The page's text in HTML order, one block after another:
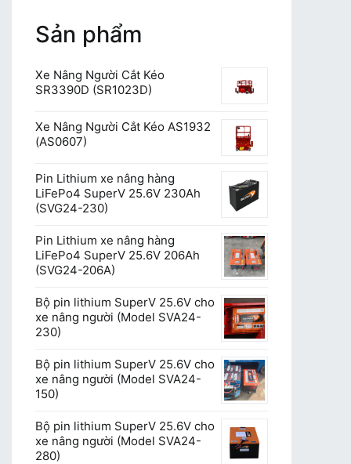
Sản phẩm
Xe Nâng Người Cắt Kéo
SR3390D (SR1023D)
Xe Nâng Người Cắt Kéo AS1932
(AS0607)
Pin Lithium xe nâng hàng
LiFePo4 SuperV 25.6V 230Ah
(SVG24-230)
Pin Lithium xe nâng hàng
LiFePo4 SuperV 25.6V 206Ah
(SVG24-206A)
Bộ pin lithium SuperV 25.6V cho
xe nâng người (Model SVA24-
230)
Bộ pin lithium SuperV 25.6V cho
xe nâng người (Model SVA24-
150)
Bộ pin lithium SuperV 25.6V cho
xe nâng người (Model SVA24-
280)